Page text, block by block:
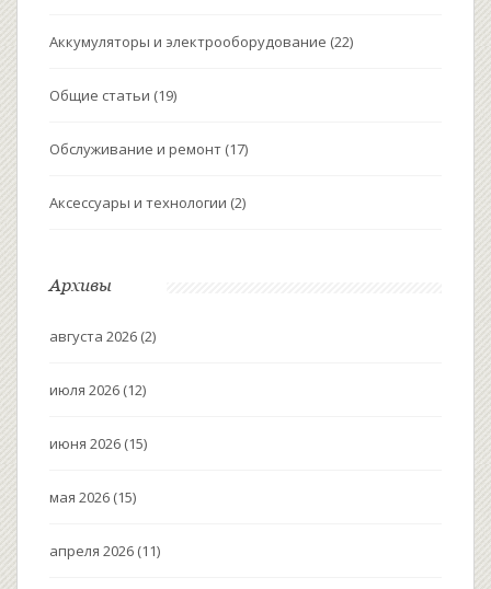
Аккумуляторы и электрооборудование (22)
Общие статьи (19)
Обслуживание и ремонт (17)
Аксессуары и технологии (2)
Архивы
августа 2026 (2)
июля 2026 (12)
июня 2026 (15)
мая 2026 (15)
апреля 2026 (11)